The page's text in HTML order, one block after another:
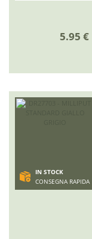
5.95 €
IN STOCK
CONSEGNA RAPIDA